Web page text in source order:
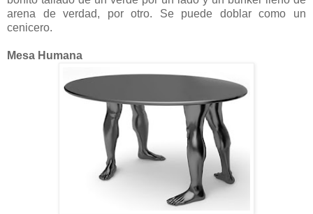
arena de verdad, por otro. Se puede doblar como un
cenicero.
Mesa Humana